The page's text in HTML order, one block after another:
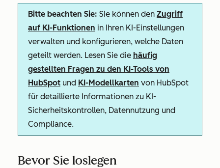
Bitte beachten Sie: Sie können den Zugriff
auf KI-Funktionen in Ihren KI-Einstellungen
verwalten und konfigurieren, welche Daten
geteilt werden. Lesen Sie die häufig
gestellten Fragen zu den KI-Tools von
HubSpot und KI-Modellkarten von HubSpot
für detaillierte Informationen zu KI-
Sicherheitskontrollen, Datennutzung und
Compliance.
Bevor Sie loslegen